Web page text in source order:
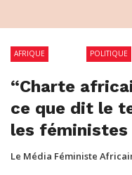
AFRIQUE POLITIQUE
“Charte
ce que dit le
les
Le Média Féministe